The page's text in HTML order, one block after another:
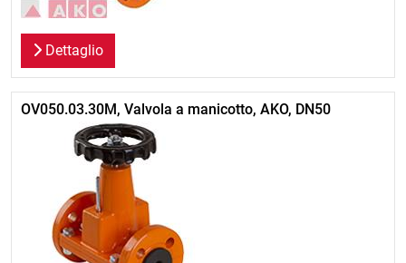
Dettaglio
OV050.03.30M, Valvola a manicotto, AKO, DN50